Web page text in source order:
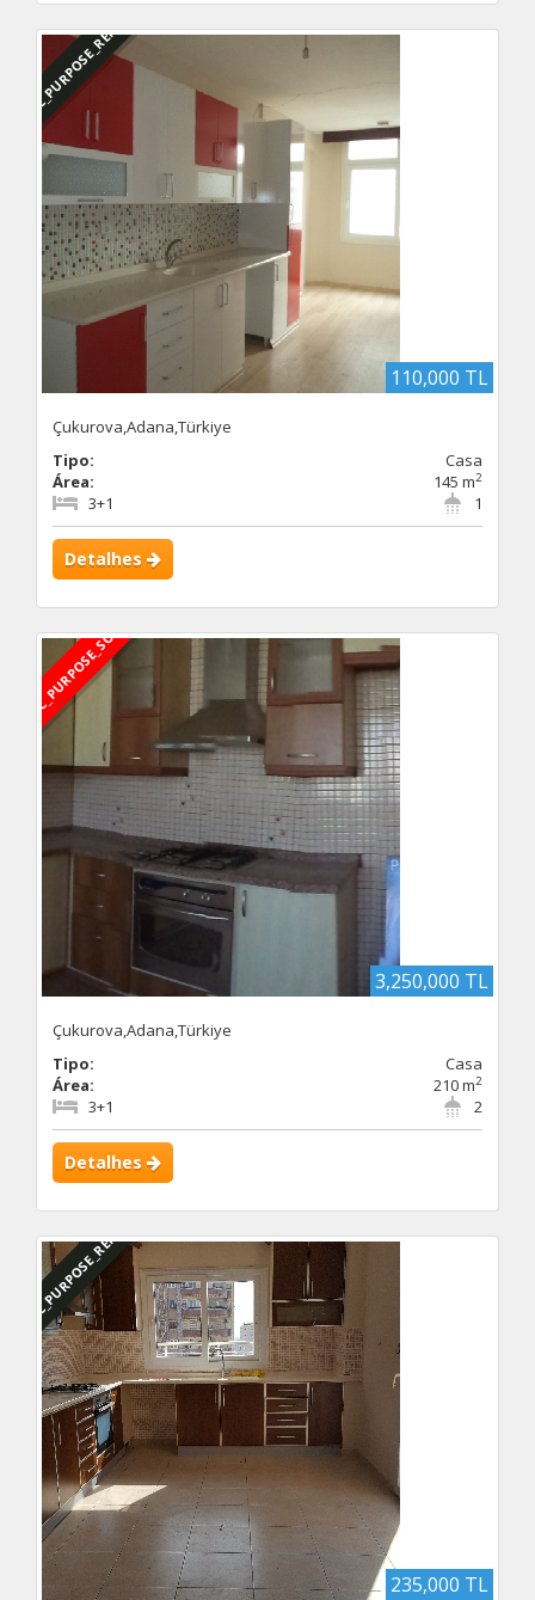
DBC_PURPOSE_RENTED
110,000 TL
Çukurova,Adana,Türkiye
Tipo:
Casa
Área:
145 m2
1
3+1
Detalhes
DBC_PURPOSE_SOLD
3,250,000 TL
Çukurova,Adana,Türkiye
Tipo:
Casa
Área:
210 m2
2
3+1
Detalhes
DBC_PURPOSE_RENTED
235,000 TL